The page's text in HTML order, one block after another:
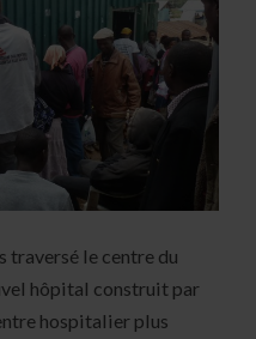
traversé le centre du
hôpital construit par
hospitalier plus